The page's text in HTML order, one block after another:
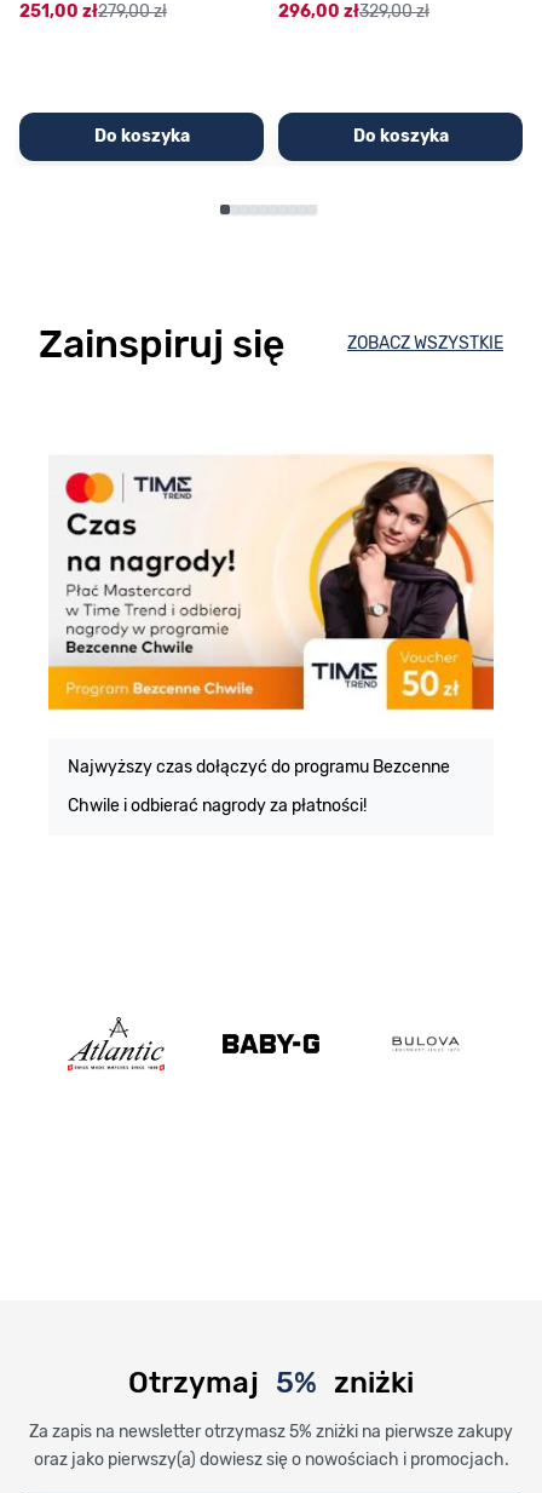
251,00 zł279,00 zł
Do koszyka
296,00 zł329,00 zł
Do koszyka
Zainspiruj się ZOBACZ WSZYSTKIE
Najwyższy czas dołączyć do programu Bezcenne
Chwile i odbierać nagrody za płatności!
Otrzymaj 5% zniżki
Za zapis na newsletter otrzymasz 5% zniżki na pierwsze zakupy
oraz jako pierwszy(a) dowiesz się o nowościach i promocjach.